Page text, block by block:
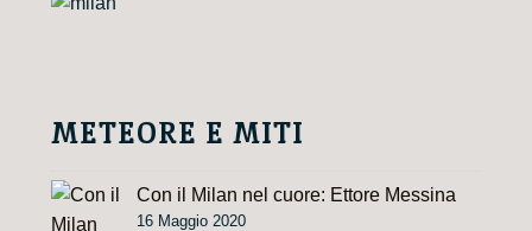
METEORE E MITI
Con il Milan nel cuore: Ettore Messina
16 Maggio 2020